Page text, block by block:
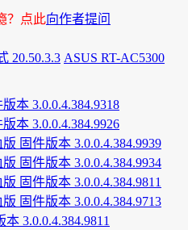
？点此向作者提问
20.50.3.3 ASUS RT-AC5300
本 3.0.0.4.384.9318
本 3.0.0.4.384.9926
固件版本 3.0.0.4.384.9939
固件版本 3.0.0.4.384.9934
固件版本 3.0.0.4.384.9811
固件版本 3.0.0.4.384.9713
3.0.0.4.384.9811